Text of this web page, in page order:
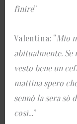
finire”
Valentina: “Mio
abitualmente.
vesto bene un
mattina spero
sennò la sera sò
così…”